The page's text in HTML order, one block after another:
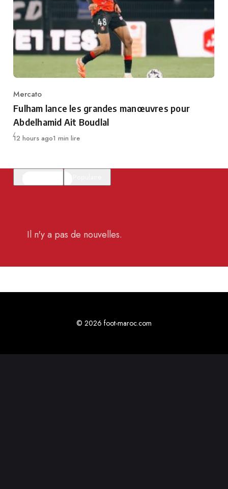
Category
Mercato
Fulham lance les grandes manœuvres pour
Abdelhamid Ait Boudlal
Publié
12 hours ago1 min lire
Il n'y a pas de nouvelles.
© 2026 foot-maroc.com